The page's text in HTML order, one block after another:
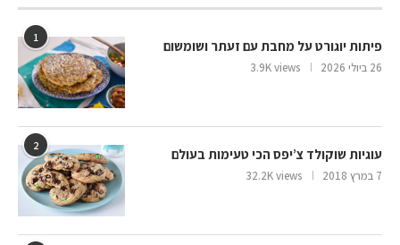
1
פיתות יוגורט על מחבת עם זעתר ושומשום
26 ביולי 2026 3.9K views
2
עוגיות שוקולד צ’יפס הכי טעימות בעולם
7 במרץ 2018 32.2K views